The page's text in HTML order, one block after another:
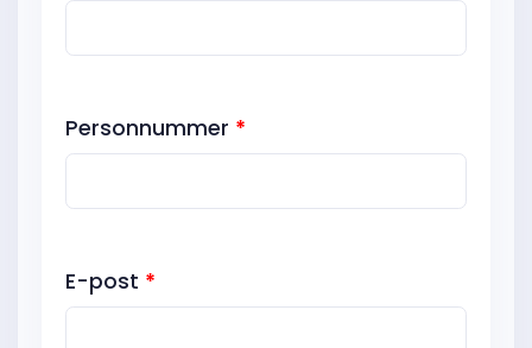
Personnummer *
E-post *